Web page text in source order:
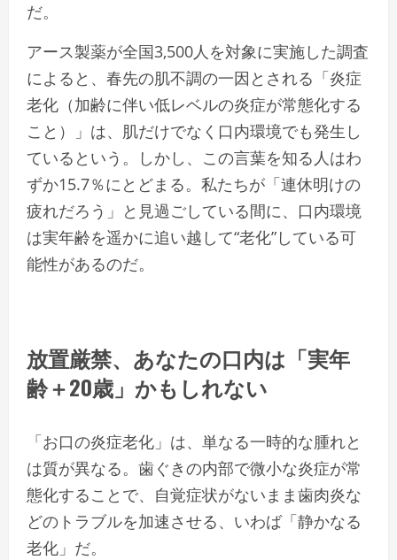
だ。
アース製薬が全国3,500人を対象に実施した調査
によると、春先の肌不調の一因とされる「炎症
老化（加齢に伴い低レベルの炎症が常態化する
こと）」は、肌だけでなく口内環境でも発生し
ているという。しかし、この言葉を知る人はわ
ずか15.7％にとどまる。私たちが「連休明けの
疲れだろう」と見過ごしている間に、口内環境
は実年齢を遥かに追い越して“老化”している可
能性があるのだ。
放置厳禁、あなたの口内は「実年
齢＋20歳」かもしれない
「お口の炎症老化」は、単なる一時的な腫れと
は質が異なる。歯ぐきの内部で微小な炎症が常
態化することで、自覚症状がないまま歯肉炎な
どのトラブルを加速させる、いわば「静かなる
老化」だ。